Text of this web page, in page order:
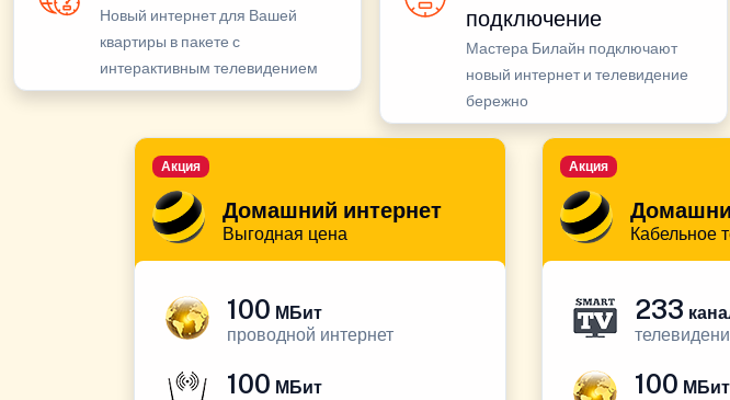
Новый интернет для Вашей
квартиры в пакете с
интерактивным телевидением
подключение
Мастера Билайн подключают
новый интернет и телевидение
бережно
Домашний интернет
Выгодная цена
Акция
100 МБит
проводной интернет
100 МБит
Кабельное
Акция
233
100 МБит